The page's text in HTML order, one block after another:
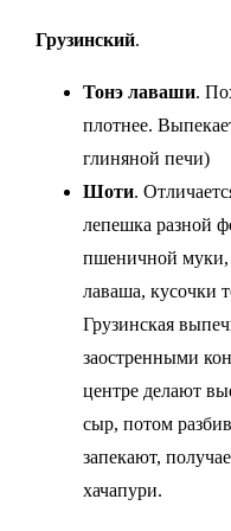
Грузинский.
Тонэ лаваши.
плотнее.
глиняной печи)
Шоти.
лепешка разной
пшеничной муки,
лаваша, кусочки
Грузинская
заостренными
центре делают
сыр, потом
запекают,
хачапури.